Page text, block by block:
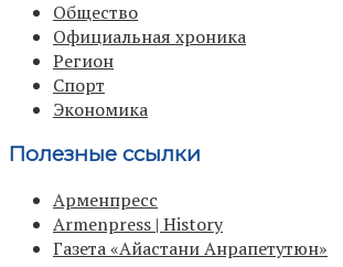
Общество
Официальная хроника
Регион
Спорт
Экономика
Полезные ссылки
Арменпресс
Armenpress | History
Газета «Айастани Анрапетутюн»